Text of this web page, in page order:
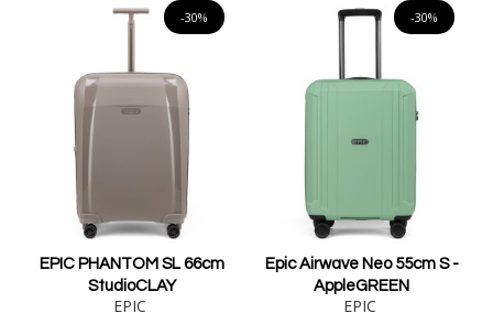
-30%
EPIC PHANTOM SL 66cm
StudioCLAY
EPIC
-30%
Epic Airwave Neo 55cm S -
AppleGREEN
EPIC